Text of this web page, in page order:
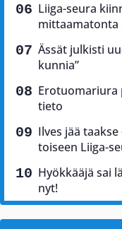
Liiga-seura
mittaamatonta
Ässät julkisti
kunnia”
Erotuomariura
tieto
Ilves jää
toiseen Liiga-
Hyökkääjä sai
nyt!